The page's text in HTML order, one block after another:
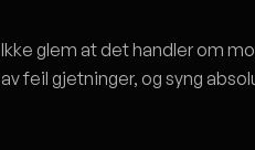
Ikke glem at det handler om
av feil gjetninger, og syng